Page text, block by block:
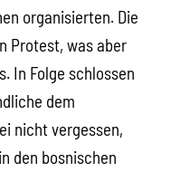
organisierten. Die
Protest, was aber
In Folge schlossen
dem
nicht vergessen,
den bosnischen